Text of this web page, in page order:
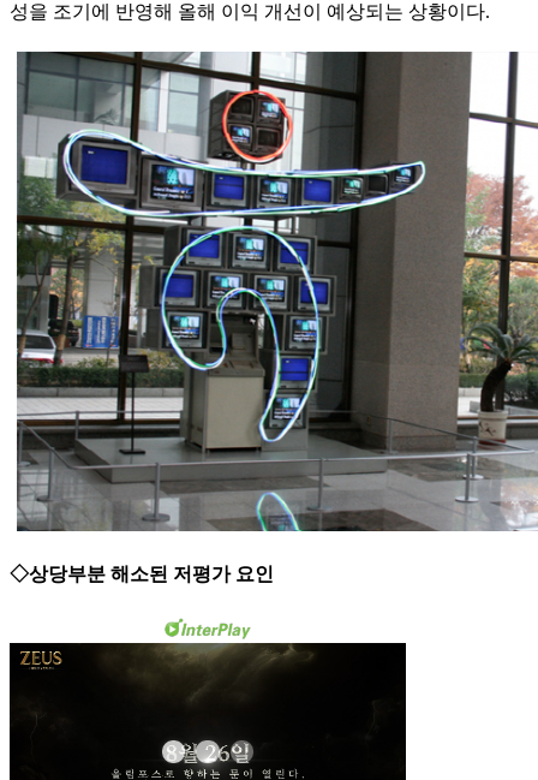
성을 조기에 반영해 올해 이익 개선이 예상되는 상황이다.
◇상당부분 해소된 저평가 요인